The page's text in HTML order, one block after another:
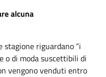
alcuna
riguardano “i
o di moda suscettibili di
vengono venduti entro